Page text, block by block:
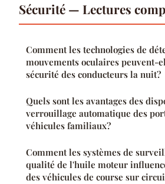
Sécurité — Lectures
Comment les technologies de
mouvements oculaires peuvent-
sécurité des conducteurs la nuit?
Quels sont les avantages des
verrouillage automatique des
véhicules familiaux?
Comment les systèmes de
qualité de l'huile moteur
des véhicules de course sur